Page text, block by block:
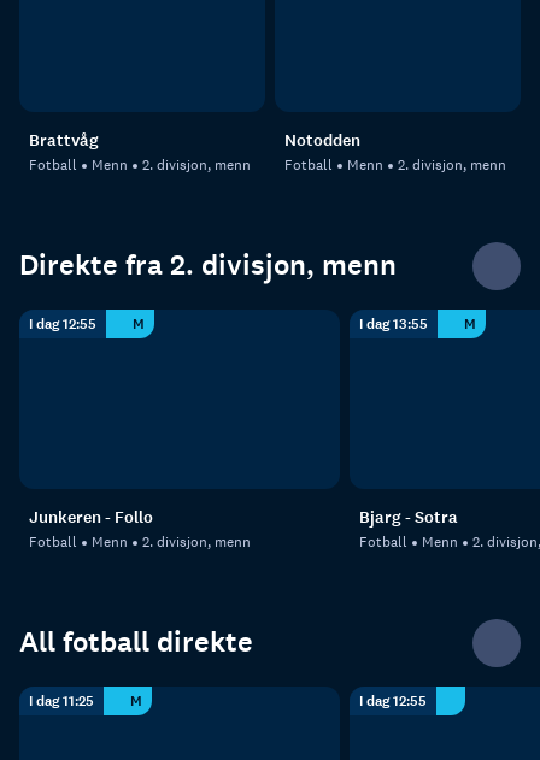
Brattvåg
Fotball Menn 2. divisjon, menn
Notodden
Fotball Menn 2. divisjon, menn
Direkte fra 2. divisjon, menn
I dag 12:55 M
Junkeren - Follo
Fotball Menn 2. divisjon, menn
I dag 13:55 M
Bjarg - Sotra
Fotball Menn 2.
All fotball direkte
I dag 11:25 M I dag 12:55